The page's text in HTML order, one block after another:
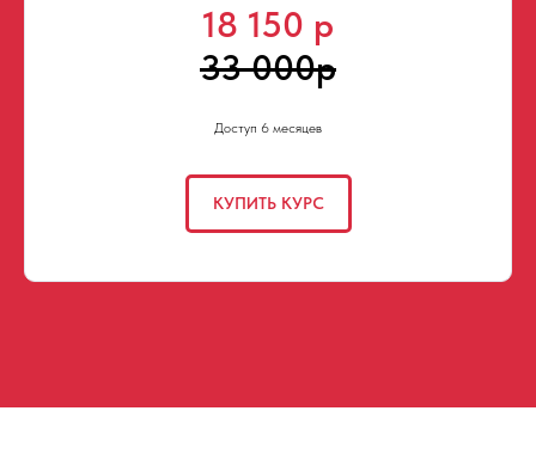
18 150 р
33 000р
Доступ 6 месяцев
КУПИТЬ КУРС